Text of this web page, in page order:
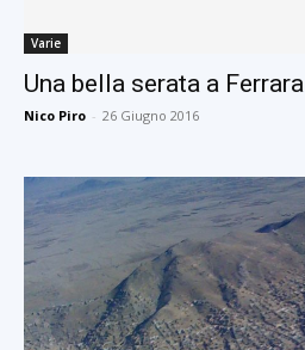
Varie
Una bella serata a Ferrara
Nico Piro - 26 Giugno 2016